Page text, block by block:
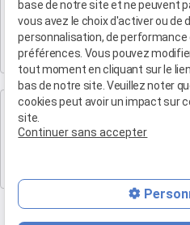
Maître Patrice
19 Bd
13015
Cabinet
Maître Patrice
base de notre site et ne peuvent
vous avez le choix d'activer ou de
personnalisation, de
préférences. Vous pouvez
tout moment en cliquant sur le
bas de notre site. Veuillez noter
cookies peut avoir un impact sur
site.
Continuer sans accepter